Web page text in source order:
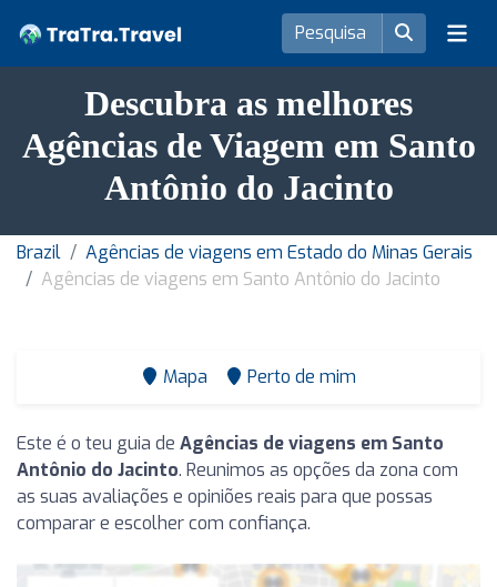
Descubra as melhores
Agências de Viagem em Santo
Antônio do Jacinto
Brazil
Agências de viagens em Estado do Minas Gerais
Agências de viagens em Santo Antônio do Jacinto
Mapa Perto de mim
Este é o teu guia de Agências de viagens em Santo
Antônio do Jacinto. Reunimos as opções da zona com
as suas avaliações e opiniões reais para que possas
comparar e escolher com confiança.